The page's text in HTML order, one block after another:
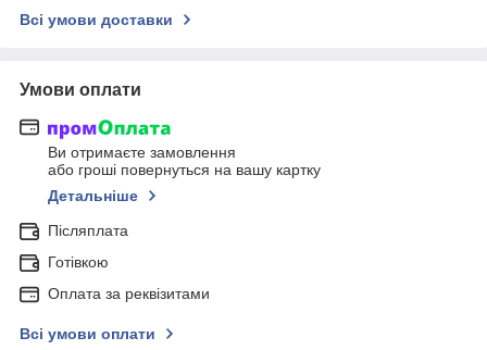
Всі умови доставки
Умови оплати
Ви отримаєте замовлення
або гроші повернуться на вашу картку
Детальніше
Післяплата
Готівкою
Оплата за реквізитами
Всі умови оплати